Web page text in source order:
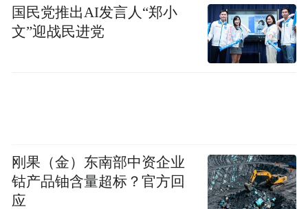
正宗的武陟砂锅风味，夫妻俩毅然踏上学艺
之路。从手法生疏到娴熟利落，从味道偏差
到精准把控，日复一日的反复练习，一次次
国民党推出AI发言人“郑小
文”迎战民进党
刚果（金）东南部中资企业
钴产品铀含量超标？官方回
应